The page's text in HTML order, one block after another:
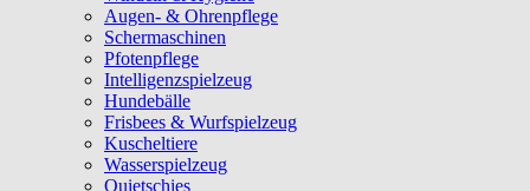
Augen- & Ohrenpflege
Schermaschinen
Pfotenpflege
Intelligenzspielzeug
Hundebälle
Frisbees & Wurfspielzeug
Kuscheltiere
Wasserspielzeug
Quietschies